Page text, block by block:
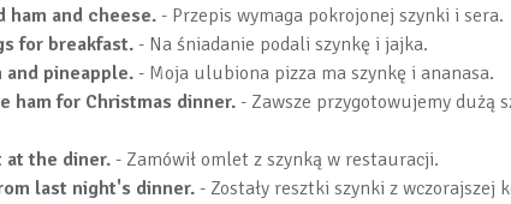
and cheese.- Przepis wymaga pokrojonej szynki i sera.
for breakfast. - Na śniadanie podali szynkę i jajka.
and pineapple.- Moja ulubiona pizza ma szynkę i ananasa.
ham for Christmas dinner. - Zawsze przygotowujemy dużą
at the diner. - Zamówił omlet z szynką w restauracji.
last night's dinner. - Zostały resztki szynki z wczorajszej